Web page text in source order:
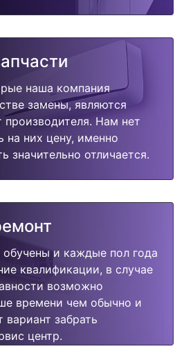
наша компания
замены, являются
Нам нет
на них цену, именно
значительно отличается.
и каждые пол года
квалификации, в случае
возможно
времени чем обычно и
забрать
центр.